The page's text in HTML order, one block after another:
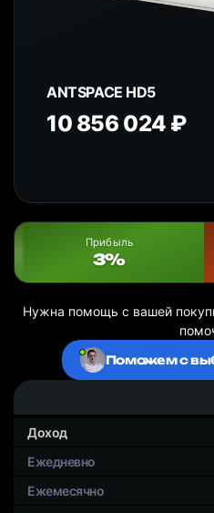
ANTSPACE HD5
10 856 024 ₽
Прибыль
3%
Нужна помощь с вашей
Поможем с
Доход